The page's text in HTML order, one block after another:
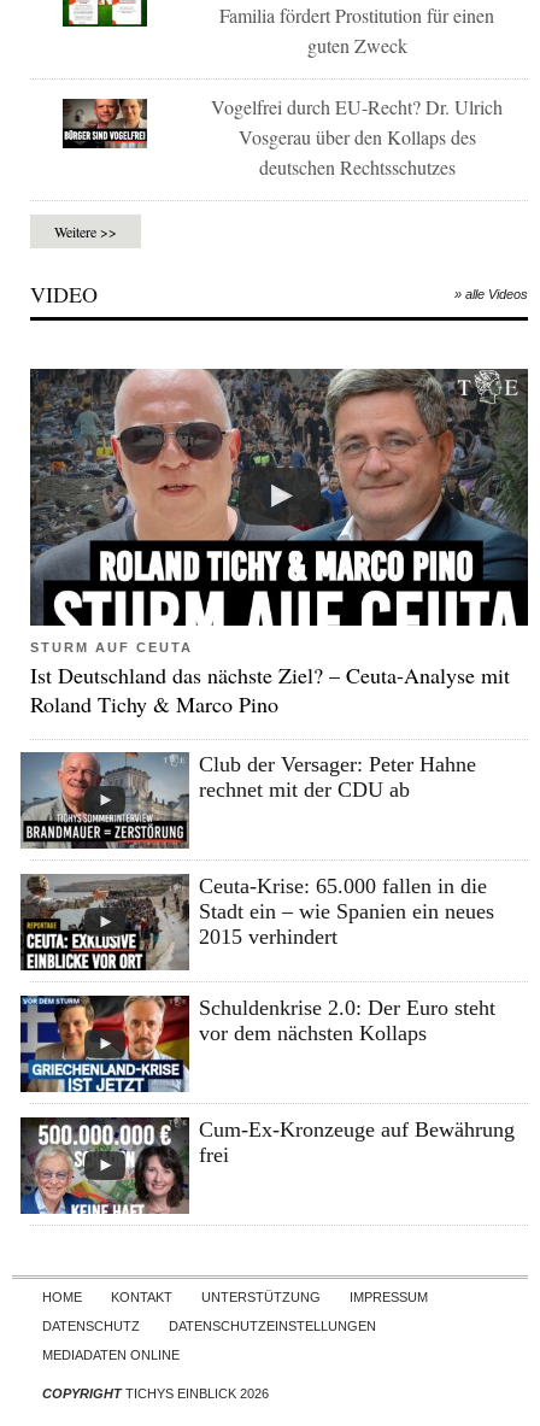
Familia fördert Prostitution für einen
guten Zweck
Vogelfrei durch EU-Recht? Dr. Ulrich
Vosgerau über den Kollaps des
deutschen Rechtsschutzes
Weitere >>
VIDEO » alle Videos
STURM AUF CEUTA
Ist Deutschland das nächste Ziel? – Ceuta-Analyse mit
Roland Tichy & Marco Pino
Club der Versager: Peter Hahne
rechnet mit der CDU ab
Ceuta-Krise: 65.000 fallen in die
Stadt ein – wie Spanien ein neues
2015 verhindert
Schuldenkrise 2.0: Der Euro steht
vor dem nächsten Kollaps
Cum-Ex-Kronzeuge auf Bewährung
frei
Skip to content
HOME KONTAKT UNTERSTÜTZUNG
IMPRESSUM
DATENSCHUTZ
DATENSCHUTZEINSTELLUNGEN
MEDIADATEN ONLINE
COPYRIGHTTICHYS EINBLICK 2026